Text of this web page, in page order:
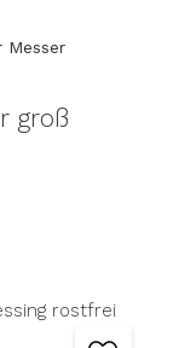
Messer
groß